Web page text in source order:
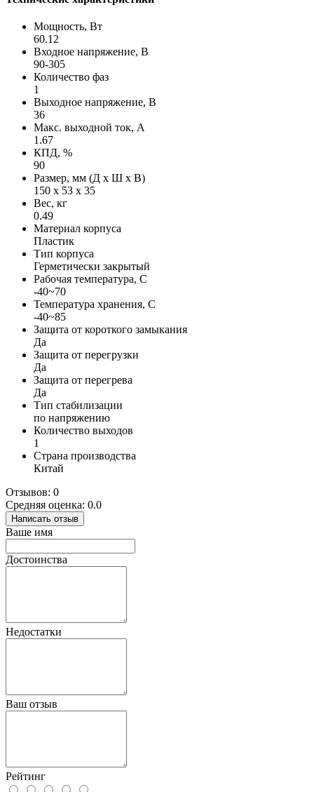
Мощность, Вт
60.12
Входное напряжение, В
90-305
Количество фаз
1
Выходное напряжение, В
36
Макс. выходной ток, А
1.67
КПД, %
90
Размер, мм (Д х Ш х В)
150 х 53 х 35
Вес, кг
0.49
Материал корпуса
Пластик
Тип корпуса
Герметически закрытый
Рабочая температура, С
-40~70
Температура хранения, С
-40~85
Защита от короткого замыкания
Да
Защита от перегрузки
Да
Защита от перегрева
Да
Тип стабилизации
по напряжению
Количество выходов
1
Страна производства
Китай
Отзывов: 0
Средняя оценка: 0.0
Написать отзыв
Ваше имя
Достоинства
Недостатки
Ваш отзыв
Рейтинг